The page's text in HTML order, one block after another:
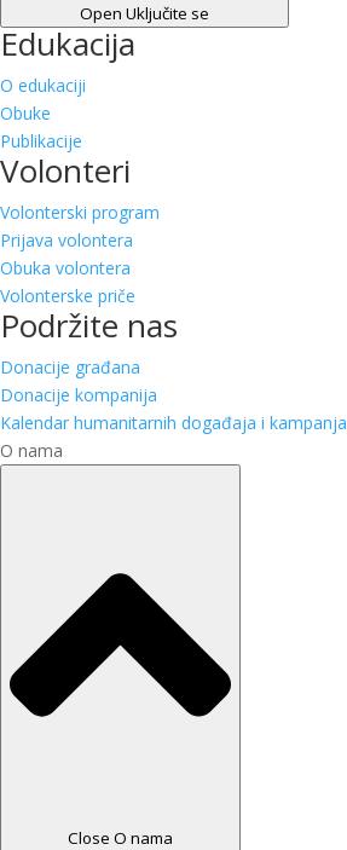
Open Uključite se
Edukacija
O edukaciji
Obuke
Publikacije
Volonteri
Volonterski program
Prijava volontera
Obuka volontera
Volonterske priče
Podržite nas
Donacije građana
Donacije kompanija
Kalendar humanitarnih događaja i kampanja
O nama
Close O nama